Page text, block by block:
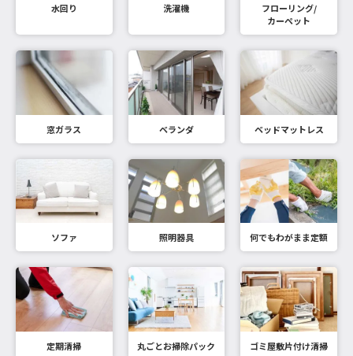
水回り 洗濯機
フローリング/
カーペット
窓ガラス ベランダ ベッドマットレス
ソファ 照明器具 何でもわがまま定額
定期清掃 丸ごとお掃除パック ゴミ屋敷片付け清掃